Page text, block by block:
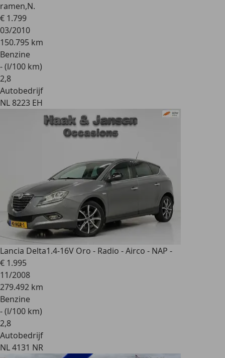
ramen,N.
€ 1.799
03/2010
150.795 km
Benzine
- (l/100 km)
2,8
Autobedrijf
NL 8223 EH
Lancia Delta1.4-16V Oro - Radio - Airco - NAP -
€ 1.995
11/2008
279.492 km
Benzine
- (l/100 km)
2,8
Autobedrijf
NL 4131 NR